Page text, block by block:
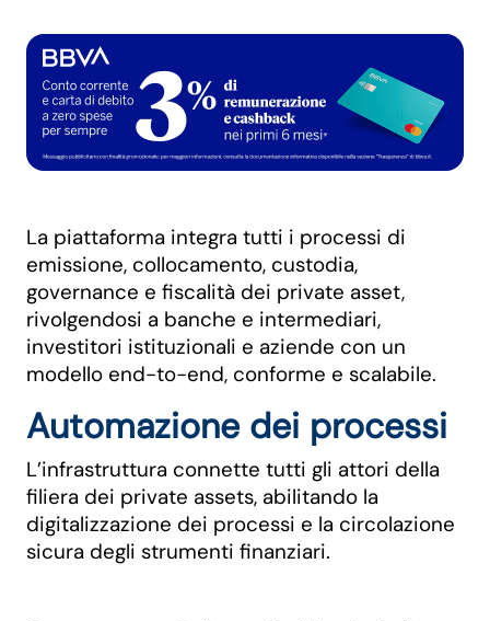
La piattaforma integra tutti i processi di
emissione, collocamento, custodia,
governance e fiscalità dei private asset,
rivolgendosi a banche e intermediari,
investitori istituzionali e aziende con un
modello end-to-end, conforme e scalabile.
Automazione dei processi
L’infrastruttura connette tutti gli attori della
filiera dei private assets, abilitando la
digitalizzazione dei processi e la circolazione
sicura degli strumenti finanziari.